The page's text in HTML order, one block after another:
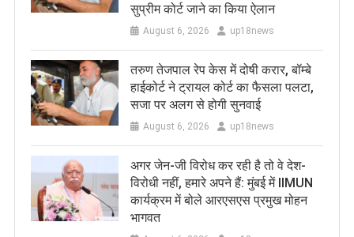
सुप्रीम कोर्ट जाने का किया ऐलान
August 6, 2026 up18news
तरुण तेजपाल रेप केस में दोषी करार, बॉम्बे
हाईकोर्ट ने ट्रायल कोर्ट का फैसला पलटा,
सजा पर अलग से होगी सुनवाई
August 6, 2026 up18news
अगर जेन-जी विरोध कर रही है तो वे देश-
विरोधी नहीं, हमारे अपने हैं: मुंबई में IIMUN
कार्यक्रम में बोले आरएसएस प्रमुख मोहन
भागवत